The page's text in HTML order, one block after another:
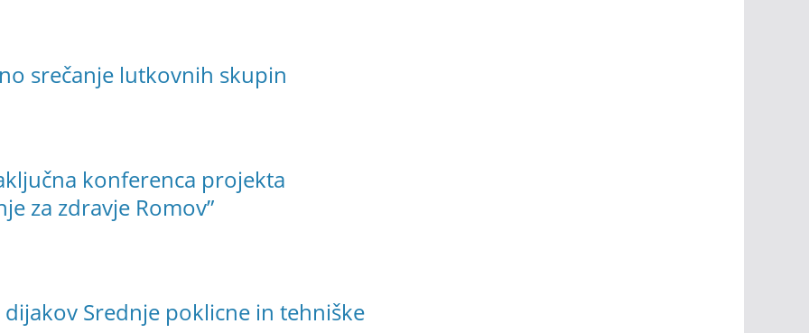
srečanje lutkovnih skupin
konferenca projekta
za zdravje Romov”
Srednje poklicne in tehniške